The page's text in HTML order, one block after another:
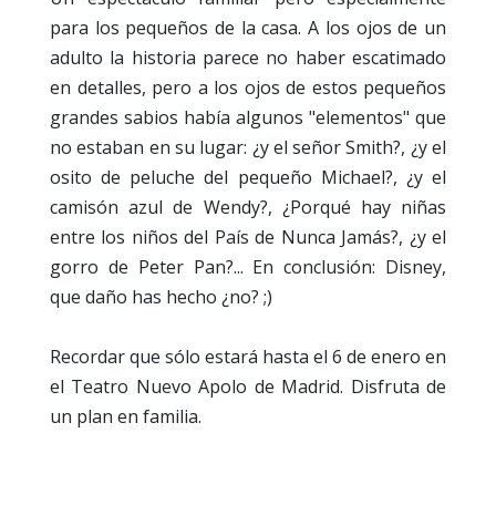
para los pequeños de la casa. A los ojos de un
adulto la historia parece no haber escatimado
en detalles, pero a los ojos de estos pequeños
grandes sabios había algunos "elementos" que
no estaban en su lugar: ¿y el señor Smith?, ¿y el
osito de peluche del pequeño Michael?, ¿y el
camisón azul de Wendy?, ¿Porqué hay niñas
entre los niños del País de Nunca Jamás?, ¿y el
gorro de Peter Pan?... En conclusión: Disney,
que daño has hecho ¿no? ;)
Recordar que sólo estará hasta el 6 de enero en
el Teatro Nuevo Apolo de Madrid. Disfruta de
un plan en familia.